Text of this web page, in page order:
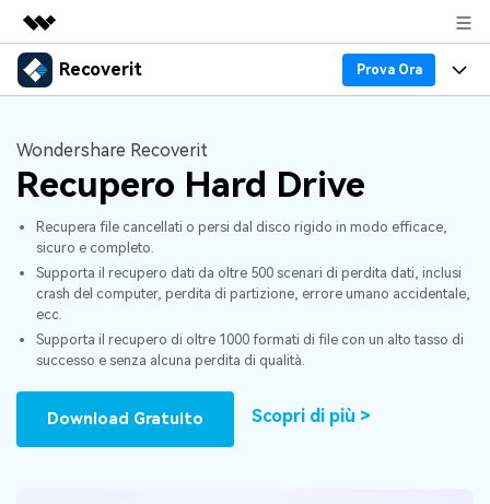
Prodotti in evidenza
Utilità
Panoramica
Soluzione
Chi siamo
Sala stampa
Negozio
Supporto
Recoverit Prova Ora
Recupero Dati
Backup Dati
Riparazione Dati
Funzionalità
Recover file Media
Recover Document Files
Recover From Devices
Controlla tutte le caratteristiche
Blog
Problemi dei File
Problemi del Computer
Supporto
Supporto
Novità
Guida
50% OFF!
Wondershare Recoverit
Recupero Hard Drive
Recupera file cancellati o persi dal disco rigido in modo efficace,
sicuro e completo.
Supporta il recupero dati da oltre 500 scenari di perdita dati, inclusi
crash del computer, perdita di partizione, errore umano accidentale,
ecc.
Supporta il recupero di oltre 1000 formati di file con un alto tasso di
successo e senza alcuna perdita di qualità.
Download Gratuito Scopri di più >